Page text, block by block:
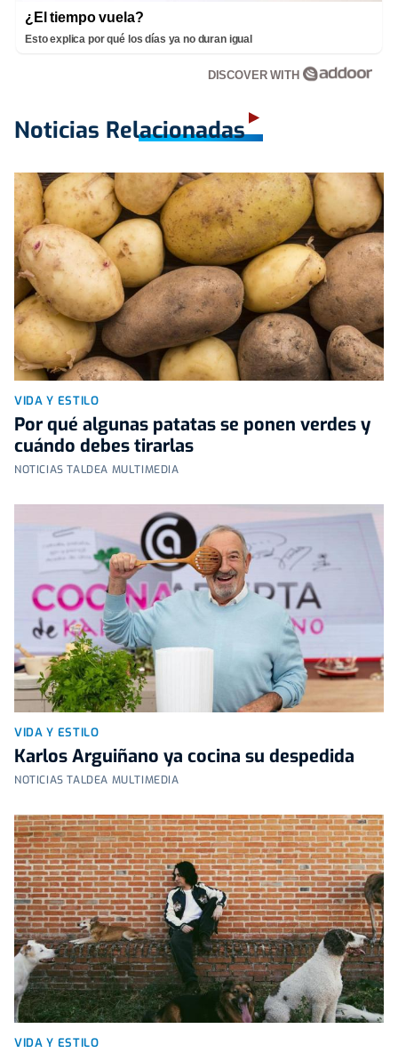
¿El tiempo vuela?
Esto explica por qué los días ya no duran igual
DISCOVER WITH
Noticias Relacionadas
VIDA Y ESTILO
Por qué algunas patatas se ponen verdes y
cuándo debes tirarlas
NOTICIAS TALDEA MULTIMEDIA
VIDA Y ESTILO
Karlos Arguiñano ya cocina su despedida
NOTICIAS TALDEA MULTIMEDIA
VIDA Y ESTILO